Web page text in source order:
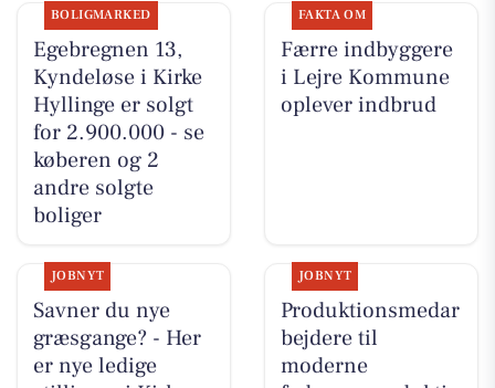
BOLIGMARKED
Egebregnen 13,
Kyndeløse i Kirke
Hyllinge er solgt
for 2.900.000 - se
køberen og 2
andre solgte
boliger
FAKTA OM
Færre indbyggere
i Lejre Kommune
oplever indbrud
JOBNYT
Savner du nye
græsgange? - Her
er nye ledige
JOBNYT
Produktionsmedar
bejdere til
moderne